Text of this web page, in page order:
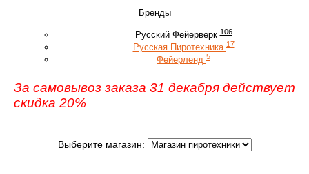
Бренды
Русский Фейерверк 106
Русская Пиротехника 17
Фейерленд 5
За самовывоз заказа 31 декабря действует
скидка 20%
Выберите магазин: